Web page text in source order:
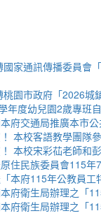
家通訊傳播委員會
園市政府「2026城
年度幼兒園2歲專班
府交通局推廣本市
本校客語教學團隊
本校宋彩苮老師和
住民族委員會115
本府115年公教員
府衛生局辦理之「
府衛生局辦理之「